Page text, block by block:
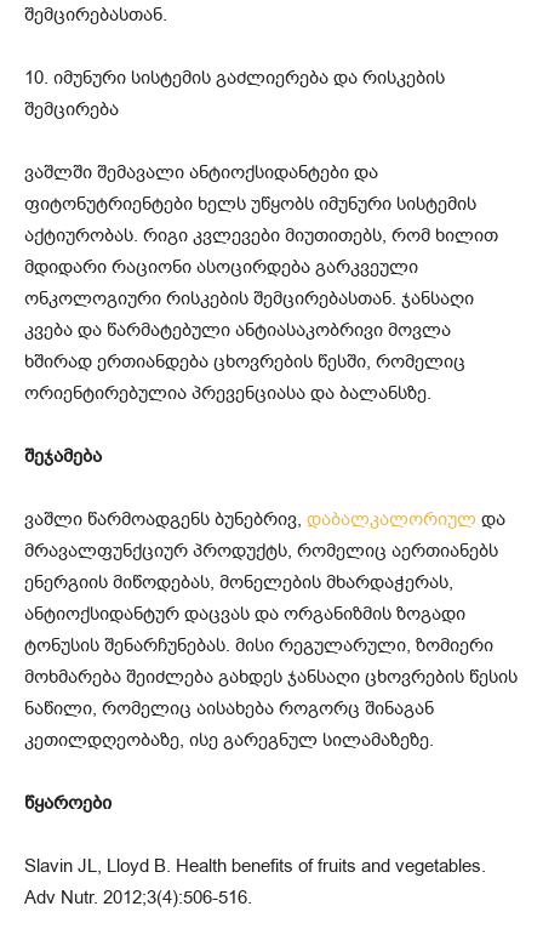
შემცირებასთან.
10. იმუნური სისტემის გაძლიერება და რისკების
შემცირება
ვაშლში შემავალი ანტიოქსიდანტები და
ფიტონუტრიენტები ხელს უწყობს იმუნური სისტემის
აქტიურობას. რიგი კვლევები მიუთითებს, რომ ხილით
მდიდარი რაციონი ასოცირდება გარკვეული
ონკოლოგიური რისკების შემცირებასთან. ჯანსაღი
კვება და წარმატებული ანტიასაკობრივი მოვლა
ხშირად ერთიანდება ცხოვრების წესში, რომელიც
ორიენტირებულია პრევენციასა და ბალანსზე.
შეჯამება
ვაშლი წარმოადგენს ბუნებრივ, დაბალკალორიულ და
მრავალფუნქციურ პროდუქტს, რომელიც აერთიანებს
ენერგიის მიწოდებას, მონელების მხარდაჭერას,
ანტიოქსიდანტურ დაცვას და ორგანიზმის ზოგადი
ტონუსის შენარჩუნებას. მისი რეგულარული, ზომიერი
მოხმარება შეიძლება გახდეს ჯანსაღი ცხოვრების წესის
ნაწილი, რომელიც აისახება როგორც შინაგან
კეთილდღეობაზე, ისე გარეგნულ სილამაზეზე.
წყაროები
Slavin JL, Lloyd B. Health benefits of fruits and vegetables.
Adv Nutr. 2012;3(4):506-516.